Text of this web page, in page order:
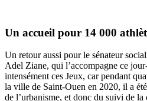
Un accueil pour 14 000
Un retour aussi pour le sénateur
Adel Ziane, qui l’accompagne ce
intensément ces Jeux, car pendant
la ville de Saint-Ouen en 2020, il a
de l’urbanisme, et donc du suivi de